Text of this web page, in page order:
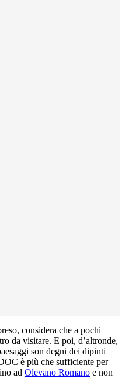
considera che a pochi
da visitare. E poi, d’altronde,
son degni dei dipinti
è più che sufficiente per
ad Olevano Romano e non